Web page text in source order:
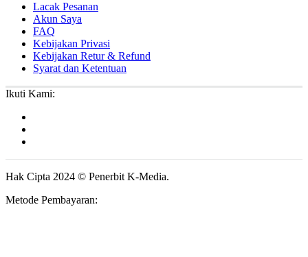
Lacak Pesanan
Akun Saya
FAQ
Kebijakan Privasi
Kebijakan Retur & Refund
Syarat dan Ketentuan
Ikuti Kami:
Hak Cipta 2024 © Penerbit K-Media.
Metode Pembayaran: